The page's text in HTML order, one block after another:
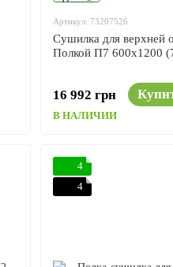
Артикул: 73207526
Сушилка для верхней
Полкой П7 600x1200
16 992 грн
В НАЛИЧИИ
4
4